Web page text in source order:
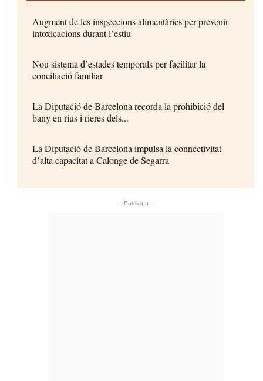
Augment de les inspeccions alimentàries per prevenir
intoxicacions durant l’estiu
Nou sistema d’estades temporals per facilitar la
conciliació familiar
La Diputació de Barcelona recorda la prohibició del
bany en rius i rieres dels...
La Diputació de Barcelona impulsa la connectivitat
d’alta capacitat a Calonge de Segarra
- Publicitat -